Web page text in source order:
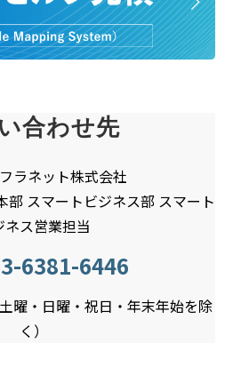
合わせ先
ラネット株式会社
部 スマートビジネス部 スマート
ネス営業担当​
6381-6446
曜・日曜・祝日・年末年始を除
く）